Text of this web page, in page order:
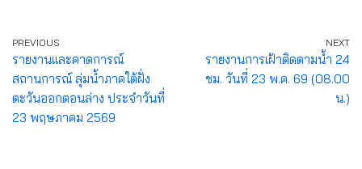
PREVIOUS
รายงานและคาดการณ์
สถานการณ์ ลุ่มน้ำภาคใต้ฝั่ง
ตะวันออกตอนล่าง ประจำวันที่
23 พฤษภาคม 2569
NEXT
รายงานการเฝ้าติดตามน้ำ 24
ชม. วันที่ 23 พ.ค. 69 (08.00
น.)